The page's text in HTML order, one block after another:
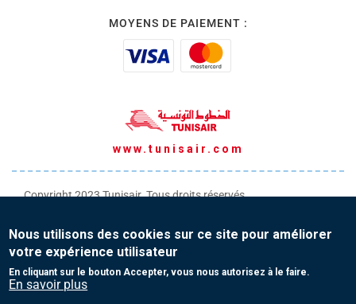
MOYENS DE PAIEMENT :
www.tunisair.com
Copyright 2023 Tunisair. Tous droits réservés
Conditions générales de Vente
Protection de vos données personnelles
Nous utilisons des cookies sur ce site pour améliorer
votre expérience utilisateur
En cliquant sur le bouton Accepter, vous nous autorisez à le faire.
En savoir plus